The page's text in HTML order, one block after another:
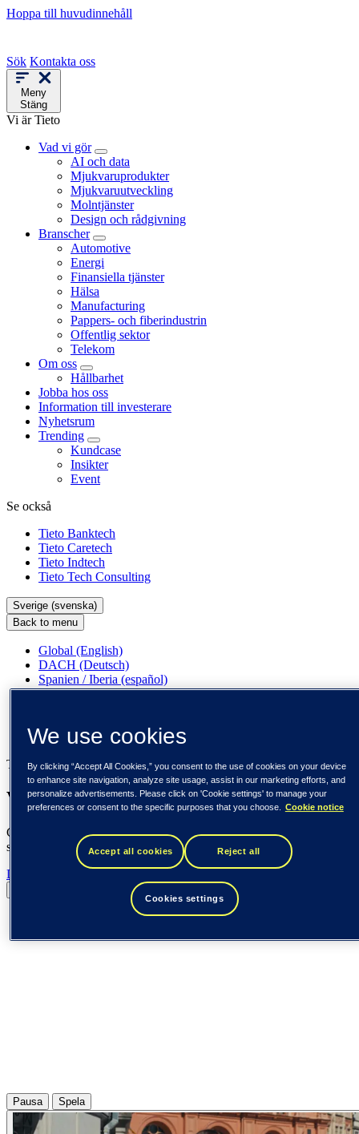
Hoppa till huvudinnehåll
Sök Kontakta oss
Meny
Stäng
Vi är Tieto
Vad vi gör
AI och data
Mjukvaruprodukter
Mjukvaruutveckling
Molntjänster
Design och rådgivning
Branscher
Automotive
Energi
Finansiella tjänster
Hälsa
Manufacturing
Pappers- och fiberindustrin
Offentlig sektor
Telekom
Om oss
Hållbarhet
Jobba hos oss
Information till investerare
Nyhetsrum
Trending
Kundcase
Insikter
Event
Se också
Tieto Banktech
Tieto Caretech
Tieto Indtech
Tieto Tech Consulting
Sverige (svenska)
Back to menu
Global (English)
DACH (Deutsch)
Spanien / Iberia (español)
Sverige (svenska)
Förenta staterna (English)
Tieto
Vi skapar långsiktigt värde
Genom att verkligen förstå våra kunder och agera med ett tydligt
syfte förvandlar vi idéer och potential till resultat som gör skillnad.
Läs mer
Pausa Spela
We use cookies
By clicking “Accept All Cookies,” you consent to the use of cookies on your device
to enhance site navigation, analyze site usage, assist in our marketing efforts, and
personalize advertisements. Please click on 'Cookie settings' to manage your
preferences or consent to the specific purposes that you choose.
Cookie notice
Accept all cookies Reject all
Cookies settings